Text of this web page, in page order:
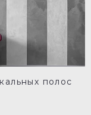
полос